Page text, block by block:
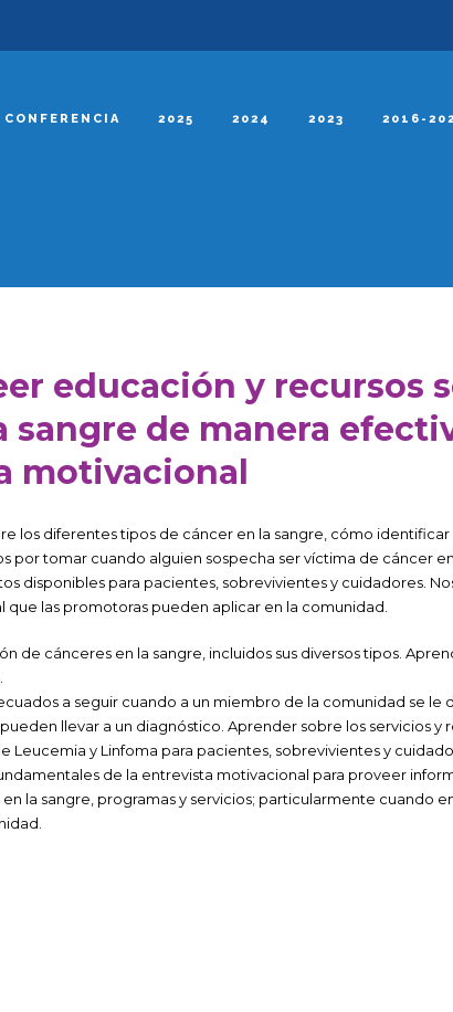
2025 2024 2023 2016-
educación y recursos
sangre de manera
motivacional
los diferentes tipos de cáncer en la sangre, cómo identificar
por tomar cuando alguien sospecha ser víctima de cáncer
disponibles para pacientes, sobrevivientes y cuidadores.
que las promotoras pueden aplicar en la comunidad.
de cánceres en la sangre, incluidos sus diversos tipos.
a seguir cuando a un miembro de la comunidad se le
llevar a un diagnóstico. Aprender sobre los servicios y
Leucemia y Linfoma para pacientes, sobrevivientes y
de la entrevista motivacional para proveer
la sangre, programas y servicios; particularmente cuando